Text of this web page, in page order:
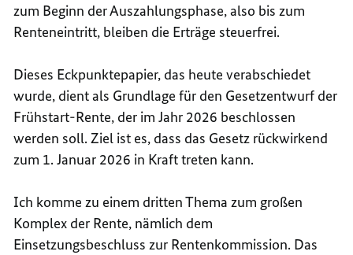
zum Beginn der Auszahlungsphase, also bis zum
Renteneintritt, bleiben die Erträge steuerfrei.
Dieses Eckpunktepapier, das heute verabschiedet
wurde, dient als Grundlage für den Gesetzentwurf der
Frühstart-Rente, der im Jahr 2026 beschlossen
werden soll. Ziel ist es, dass das Gesetz rückwirkend
zum 1. Januar 2026 in Kraft treten kann.
Ich komme zu einem dritten Thema zum großen
Komplex der Rente, nämlich dem
Einsetzungsbeschluss zur Rentenkommission. Das